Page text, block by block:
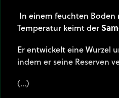
In einem feuchten
Temperatur keimt der
Er entwickelt eine Wurzel
indem er seine Reserven
(…)